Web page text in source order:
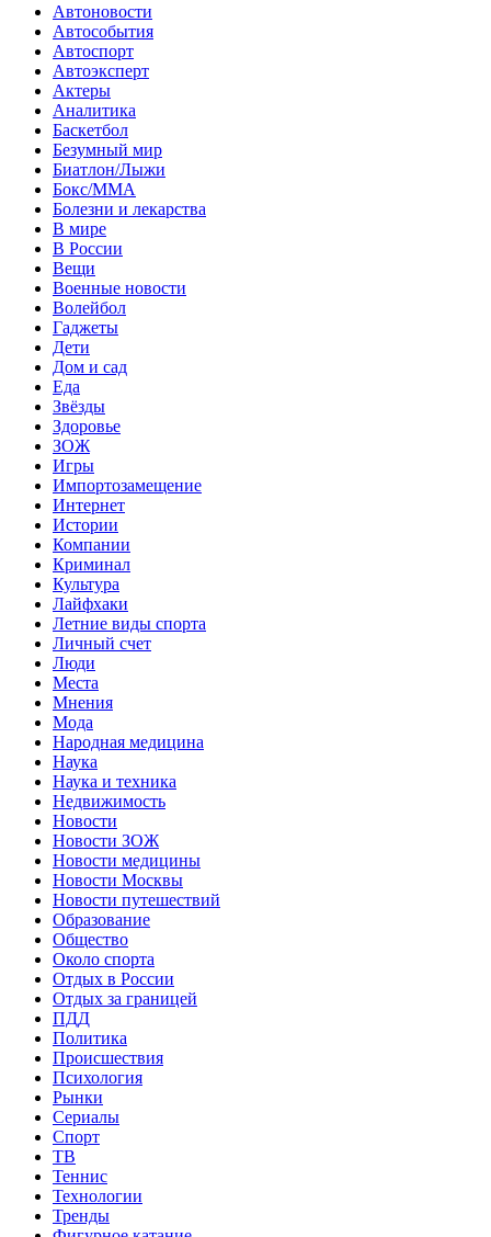
Автоновости
Автособытия
Автоспорт
Автоэксперт
Актеры
Аналитика
Баскетбол
Безумный мир
Биатлон/Лыжи
Бокс/MMA
Болезни и лекарства
В мире
В России
Вещи
Военные новости
Волейбол
Гаджеты
Дети
Дом и сад
Еда
Звёзды
Здоровье
ЗОЖ
Игры
Импортозамещение
Интернет
Истории
Компании
Криминал
Культура
Лайфхаки
Летние виды спорта
Личный счет
Люди
Места
Мнения
Мода
Народная медицина
Наука
Наука и техника
Недвижимость
Новости
Новости ЗОЖ
Новости медицины
Новости Москвы
Новости путешествий
Образование
Общество
Около спорта
Отдых в России
Отдых за границей
ПДД
Политика
Происшествия
Психология
Рынки
Сериалы
Спорт
ТВ
Теннис
Технологии
Тренды